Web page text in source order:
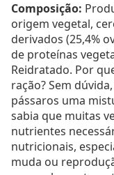
Composição:
origem vegetal,
derivados (25,4%
de proteínas
Reidratado. Por
ração? Sem
pássaros uma
sabia que muitas
nutrientes
nutricionais,
muda ou